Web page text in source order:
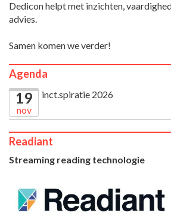
Dedicon helpt met inzichten,
advies.
Samen komen we verder!
Agenda
19
nov
inct.spiratie 2026
Readiant
Streaming reading technologie